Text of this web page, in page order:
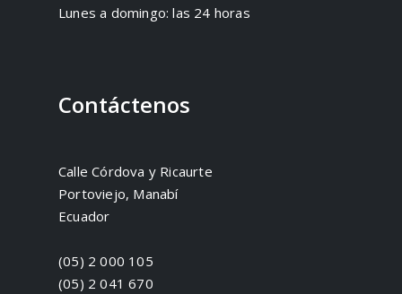
Lunes a domingo: las 24 horas
Contáctenos
Calle Córdova y Ricaurte
Portoviejo, Manabí
Ecuador
(05) 2 000 105
(05) 2 041 670